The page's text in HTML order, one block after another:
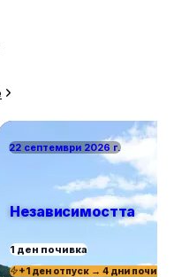
22 септември 2026 г.
Независимостта
1 ден почивка
+1 ден отпуск → 4 дни почивка